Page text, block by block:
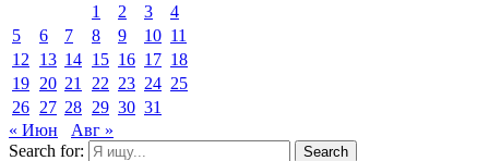
1
2 3
4
5
6 7 8 9 10 11
12
13 14 15 16 17 18
19 20 21 22 23 24 25
26 27 28 29 30 31
« Июн
Авг »
Search for:
Search